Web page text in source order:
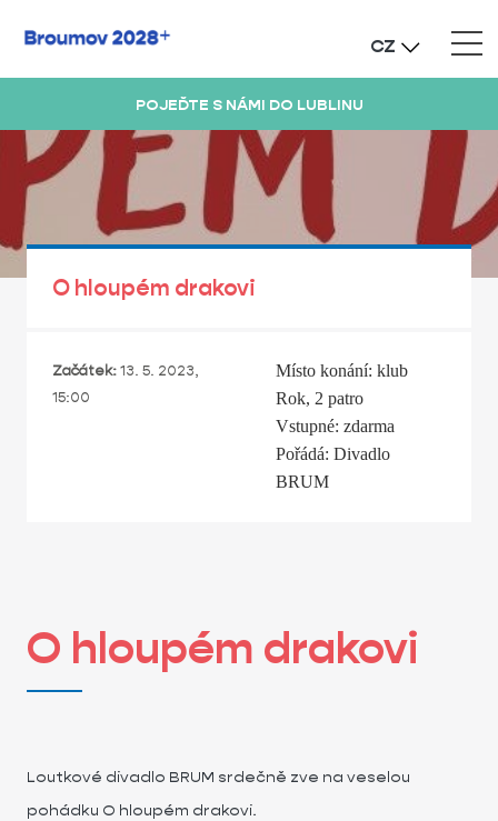
CZ
POJEĎTE S NÁMI DO LUBLINU
O hloupém drakovi
Začátek:13. 5. 2023,
15:00
Místo konání: klub
Rok, 2 patro
Vstupné: zdarma
Pořádá: Divadlo
BRUM
O hloupém drakovi
Loutkové divadlo BRUM srdečně zve na veselou
pohádku O hloupém drakovi.